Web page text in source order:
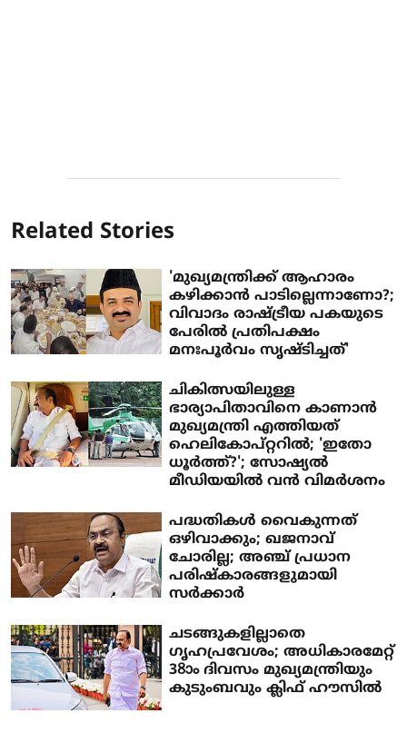
Related Stories
'മുഖ്യമന്ത്രിക്ക് ആഹാരം
കഴിക്കാന്‍ പാടില്ലെന്നാണോ?;
വിവാദം രാഷ്ട്രീയ പകയുടെ
പേരില്‍ പ്രതിപക്ഷം
മനഃപൂര്‍വം സൃഷ്ടിച്ചത്'
ചികിത്സയിലുള്ള
ഭാര്യാപിതാവിനെ കാണാന്‍
മുഖ്യമന്ത്രി എത്തിയത്
ഹെലികോപ്റ്ററില്‍; 'ഇതോ
ധൂര്‍ത്ത്?'; സോഷ്യല്‍
മീഡിയയില്‍ വന്‍ വിമര്‍ശനം
പദ്ധതികള്‍ വൈകുന്നത്
ഒഴിവാക്കും; ഖജനാവ്
ചോരില്ല; അഞ്ച് പ്രധാന
പരിഷ്‌കാരങ്ങളുമായി
സര്‍ക്കാര്‍
ചടങ്ങുകളില്ലാതെ
ഗൃഹപ്രവേശം; അധികാരമേറ്റ്
38ാം ദിവസം മുഖ്യമന്ത്രിയും
കുടുംബവും ക്ലിഫ് ഹൗസില്‍